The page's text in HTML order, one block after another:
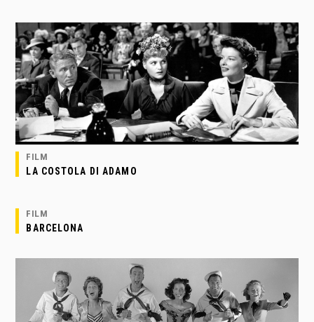
FILM
LA COSTOLA DI ADAMO
FILM
BARCELONA